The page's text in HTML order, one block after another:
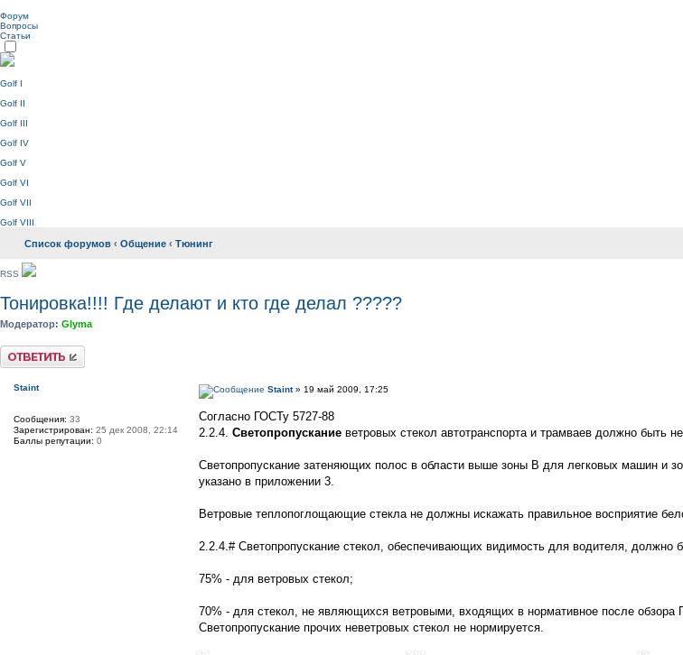
Форум
Вопросы
Статьи
Golf I
Golf II
Golf III
Golf IV
Golf V
Golf VI
Golf VII
Golf VIII
Список форумов ‹ Общение ‹ Тюнинг
RSS
Тонировка!!!! Где делают и кто где делал ?????
Модератор: Glyma
Ответить
Staint» 19 май 2009, 17:25
Согласно ГОСТу 5727-88
2.2.4. Светопропусканиеветровых стекол автотранспорта и трамваев должно быть
Светопропускание затеняющих полос в области выше зоны В для легковых машин и
указано в приложении 3.
Ветровые теплопоглощающие стекла не должны искажать правильное восприятие
2.2.4.# Светопропускание стекол, обеспечивающих видимость для водителя, должно
75% - для ветровых стекол;
70% - для стекол, не являющихся ветровыми, входящих в нормативное после обзора
Светопропускание прочих неветровых стекол не нормируется.
Staint
Сообщения: 33
Зарегистрирован: 25 дек 2008, 22:14
Баллы репутации: 0